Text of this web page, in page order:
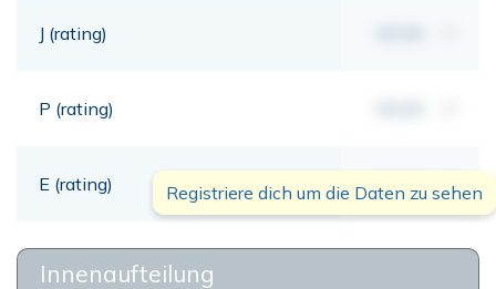
J (rating)
P (rating)
E (rating) 00,00 mt
Registriere dich um die Daten zu sehen
Innenaufteilung